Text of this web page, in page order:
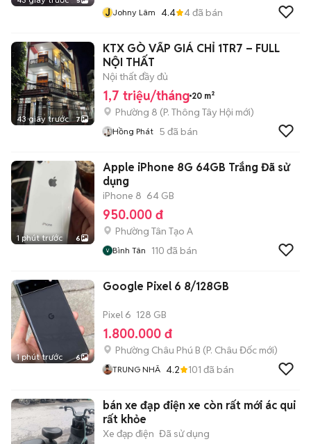
J Johny Lâm 4.4 4đã bán
43 giây trước 7
KTX GÒ VẤP GIÁ CHỈ 1TR7 – FULL
NỘI THẤT
Nội thất đầy đủ
1,7 triệu/tháng 20 m²
Phường 8 (P. Thông Tây Hội mới)
Hồng Phát 5 đã bán
1 phút trước 6
Apple iPhone 8G 64GB Trắng Đã sử
dụng
iPhone 8 64 GB
950.000 đ
Phường Tân Tạo A
Bình Tân 110 đã bán
1 phút trước 6
Google Pixel 6 8/128GB
Pixel 6 128 GB
1.800.000 đ
Phường Châu Phú B (P. Châu Đốc mới)
TRUNG NHÃ 4.2 101 đã bán
bán xe đạp điện xe còn rất mới ác qui
rất khỏe
Xe đạp điện Đã sử dụng